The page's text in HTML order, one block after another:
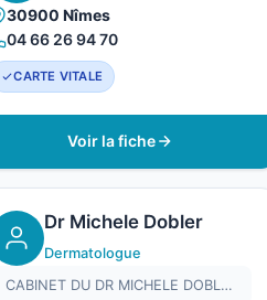
30900 Nîmes
04 66 26 94 70
CARTE VITALE
Voir la fiche
Dr Michele Dobler
Dermatologue
CABINET DU DR MICHELE DOBLER GAUDEMAR